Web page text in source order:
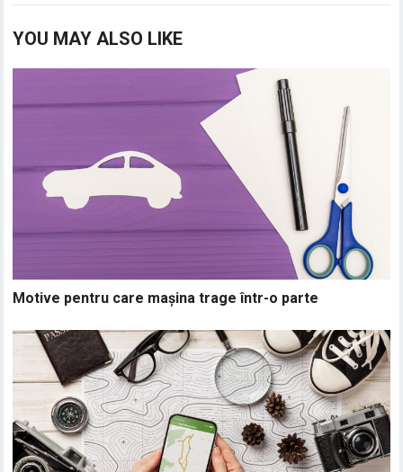
YOU MAY ALSO LIKE
Motive pentru care mașina trage într-o parte